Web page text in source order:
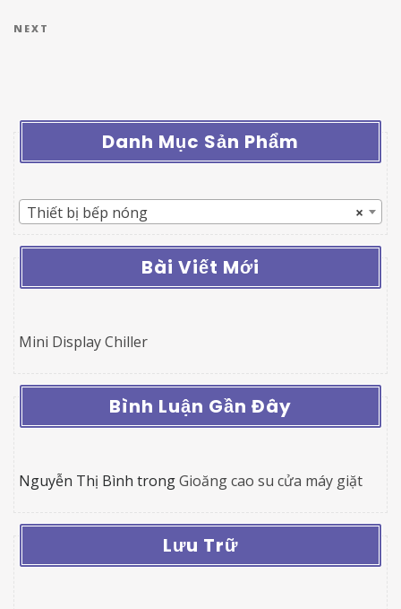
Next Post
NEXT
Danh Mục Sản Phẩm
×
Thiết bị bếp nóng
Bài Viết Mới
Mini Display Chiller
Bình Luận Gần Đây
Nguyễn Thị Bình trongGioăng cao su cửa máy giặt
Lưu Trữ